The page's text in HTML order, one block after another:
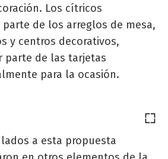
Los cítricos
de los arreglos de mesa,
y centros decorativos,
parte de las tarjetas
para la ocasión.
a esta propuesta